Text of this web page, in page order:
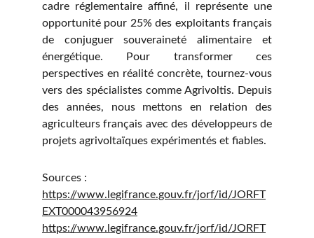
cadre réglementaire affiné, il représente une
opportunité pour 25% des exploitants français
de conjuguer souveraineté alimentaire et
énergétique. Pour transformer ces
perspectives en réalité concrète, tournez-vous
vers des spécialistes comme Agrivoltis. Depuis
des années, nous mettons en relation des
agriculteurs français avec des développeurs de
projets agrivoltaïques expérimentés et fiables.
Sources :
https://www.legifrance.gouv.fr/jorf/id/JORFT
EXT000043956924
https://www.legifrance.gouv.fr/jorf/id/JORFT